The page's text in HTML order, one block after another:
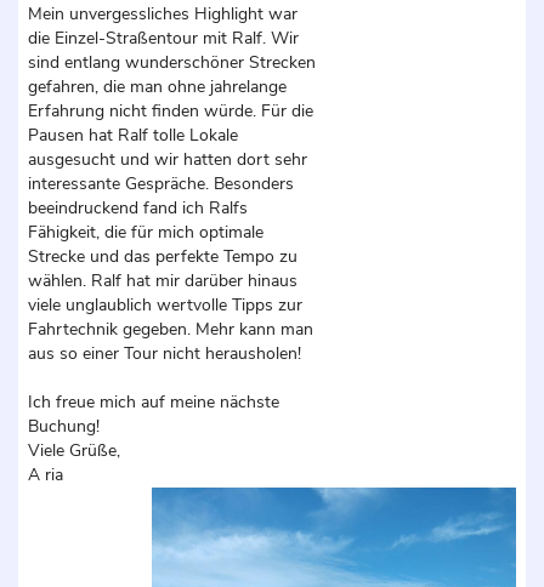
Mein unvergessliches Highlight war
die Einzel-Straßentour mit Ralf. Wir
sind entlang wunderschöner Strecken
gefahren, die man ohne jahrelange
Erfahrung nicht finden würde. Für die
Pausen hat Ralf tolle Lokale
ausgesucht und wir hatten dort sehr
interessante Gespräche. Besonders
beeindruckend fand ich Ralfs
Fähigkeit, die für mich optimale
Strecke und das perfekte Tempo zu
wählen. Ralf hat mir darüber hinaus
viele unglaublich wertvolle Tipps zur
Fahrtechnik gegeben. Mehr kann man
aus so einer Tour nicht herausholen!
Ich freue mich auf meine nächste
Buchung!
Viele Grüße,
A ria